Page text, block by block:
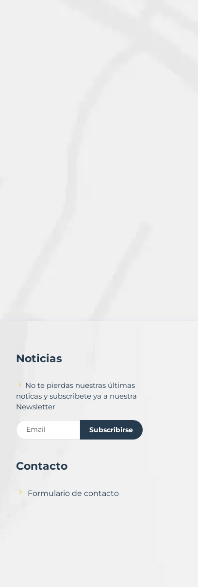
Noticias
No te pierdas nuestras últimas
noticas y subscribete ya a nuestra
Newsletter
Subscribirse
Contacto
Formulario de contacto